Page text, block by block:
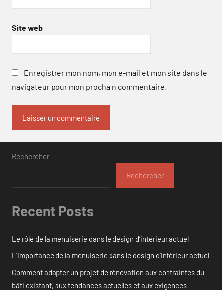
Site web
Enregistrer mon nom, mon e-mail et mon site dans le
navigateur pour mon prochain commentaire.
Rechercher
Rechercher
Recent Posts
Le rôle de la menuiserie dans le design d’intérieur actuel
L’importance de la menuiserie dans le design d’intérieur actuel
Comment adapter un projet de rénovation aux contraintes du
bâti existant, aux tendances actuelles et aux exigences